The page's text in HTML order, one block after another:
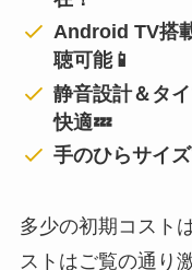
Android TV搭
聴可能📱
静音設計＆タ
快適💤
手のひらサイ
多少の初期コスト
ストはご覧の通り